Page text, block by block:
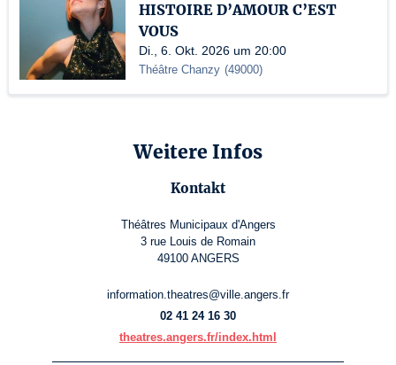
HISTOIRE D’AMOUR C’EST
VOUS
Di., 6. Okt. 2026 um 20:00
Théâtre Chanzy (49000)
Weitere Infos
Kontakt
Théâtres Municipaux d'Angers
3 rue Louis de Romain
49100 ANGERS
information.theatres@ville.angers.fr
02 41 24 16 30
theatres.angers.fr/index.html